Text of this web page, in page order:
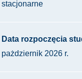
stacjonarne
Data rozpoczęcia
pażdziernik 2026 r.